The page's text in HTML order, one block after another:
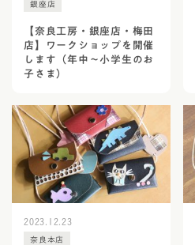
銀座店
【奈良工房・銀座店・梅田
店】ワークショップを開催
します（年中～小学生のお
子さま）
2023.12.23
奈良本店